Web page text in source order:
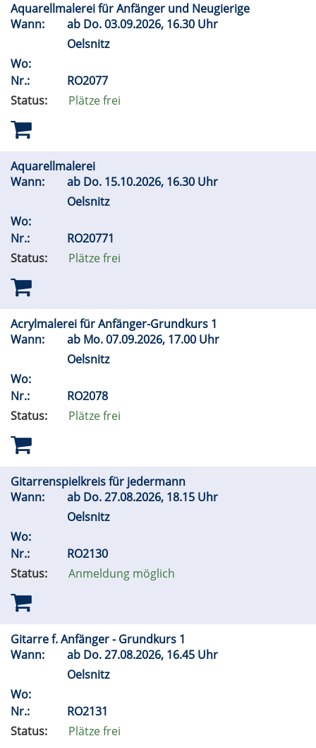
Aquarellmalerei für Anfänger und Neugierige
Wann:
ab Do.03.09.2026, 16.30 Uhr
Oelsnitz
Wo:
Nr.:
RO2077
Status:
Plätze frei
Aquarellmalerei
Wann:
ab Do. 15.10.2026, 16.30 Uhr
Oelsnitz
Wo:
Nr.:
RO20771
Status:
Plätze frei
Acrylmalerei für Anfänger-Grundkurs 1
Wann:
ab Mo.07.09.2026, 17.00 Uhr
Oelsnitz
Wo:
Nr.:
RO2078
Status:
Plätze frei
Gitarrenspielkreis für jedermann
Wann:
ab Do.27.08.2026, 18.15 Uhr
Oelsnitz
Wo:
Nr.:
RO2130
Status:
Anmeldung möglich
Gitarre f. Anfänger - Grundkurs 1
Wann:
ab Do.27.08.2026, 16.45 Uhr
Oelsnitz
Wo:
Nr.:
RO2131
Status:
Plätze frei